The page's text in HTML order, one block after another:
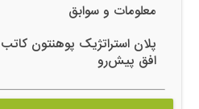
معلومات و سوابق
پلان استراتژیک پوهنتون
افق پیش‌رو